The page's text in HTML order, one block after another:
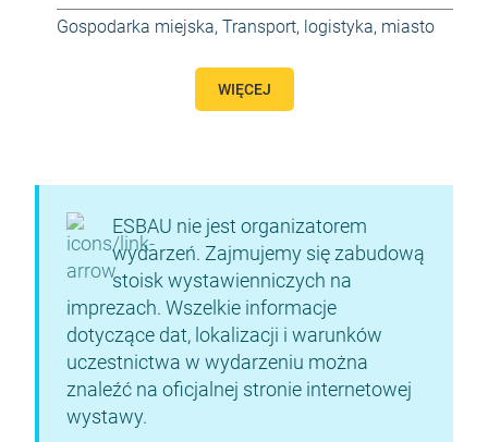
Gospodarka miejska, Transport, logistyka, miasto
WIĘCEJ
ESBAU nie jest organizatorem
wydarzeń. Zajmujemy się zabudową
stoisk wystawienniczych na
imprezach. Wszelkie informacje
dotyczące dat, lokalizacji i warunków
uczestnictwa w wydarzeniu można
znaleźć na oficjalnej stronie internetowej
wystawy.